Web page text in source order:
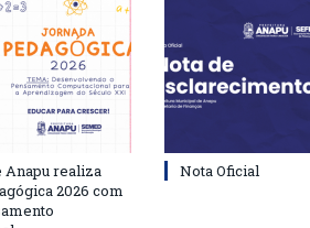
realiza
2026 com
Nota Oficial